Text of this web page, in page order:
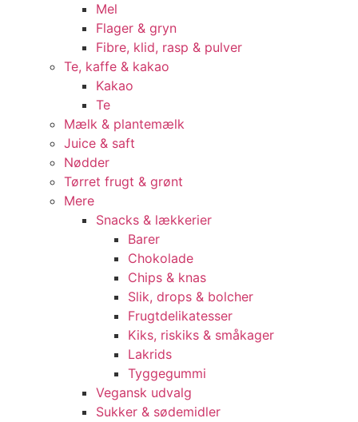
Mel
Flager & gryn
Fibre, klid, rasp & pulver
Te, kaffe & kakao
Kakao
Te
Mælk & plantemælk
Juice & saft
Nødder
Tørret frugt & grønt
Mere
Snacks & lækkerier
Barer
Chokolade
Chips & knas
Slik, drops & bolcher
Frugtdelikatesser
Kiks, riskiks & småkager
Lakrids
Tyggegummi
Vegansk udvalg
Sukker & sødemidler